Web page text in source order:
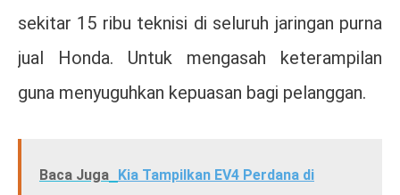
sekitar 15 ribu teknisi di seluruh jaringan purna
jual Honda. Untuk mengasah keterampilan
guna menyuguhkan kepuasan bagi pelanggan.
Baca Juga Kia Tampilkan EV4 Perdana di